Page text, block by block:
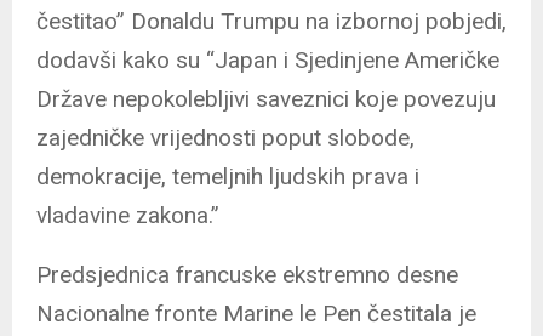
čestitao” Donaldu Trumpu na izbornoj pobjedi,
dodavši kako su “Japan i Sjedinjene Američke
Države nepokolebljivi saveznici koje povezuju
zajedničke vrijednosti poput slobode,
demokracije, temeljnih ljudskih prava i
vladavine zakona.”
Predsjednica francuske ekstremno desne
Nacionalne fronte Marine le Pen čestitala je